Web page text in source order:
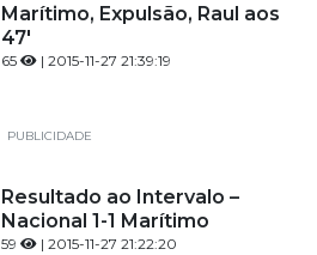
Marítimo, Expulsão, Raul aos
47'
65 | 2015-11-27 21:39:19
PUBLICIDADE
Resultado ao Intervalo –
Nacional 1-1 Marítimo
59 | 2015-11-27 21:22:20